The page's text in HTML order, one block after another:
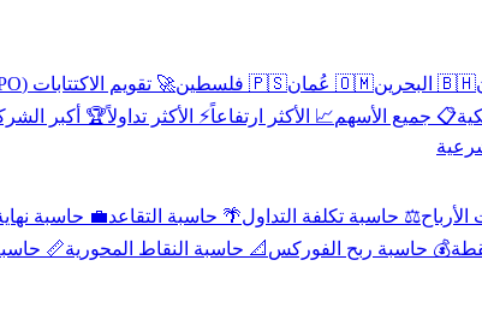
🇧🇭 البحرين 🇴🇲 عُمان 🇵🇸 فلسطين 🚀 تقويم الاكتتابات (IPO)
📋 جميع الأسهم📈 الأكثر ارتفاعاً⚡ الأكثر تداولاً🏆 أكبر
⚖️ حاسبة تكلفة التداول🌴 حاسبة التقاعد💼 حاسبة
💰 حاسبة ربح الفوركس 📐 حاسبة النقاط المحورية📏